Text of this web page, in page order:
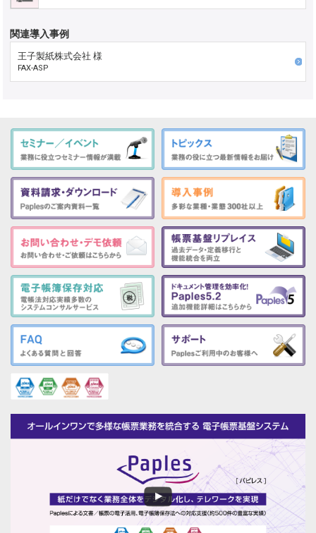
関連導入事例
王子製紙株式会社 様
FAX-ASP